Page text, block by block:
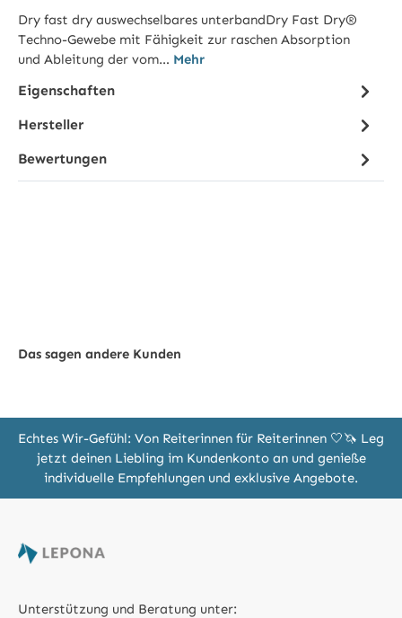
Dry fast dry auswechselbares unterbandDry Fast Dry®
Techno-Gewebe mit Fähigkeit zur raschen Absorption
und Ableitung der vom… Mehr
Eigenschaften
Hersteller
Bewertungen
Das sagen andere Kunden
Echtes Wir-Gefühl: Von Reiterinnen für Reiterinnen 🤍🦄 Leg
jetzt deinen Liebling im Kundenkonto an und genieße
individuelle Empfehlungen und exklusive Angebote.
Unterstützung und Beratung unter: